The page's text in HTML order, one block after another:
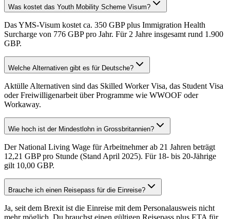
Was kostet das Youth Mobility Scheme Visum?
Das YMS-Visum kostet ca. 350 GBP plus Immigration Health
Surcharge von 776 GBP pro Jahr. Für 2 Jahre insgesamt rund 1.900
GBP.
Welche Alternativen gibt es für Deutsche?
Aktülle Alternativen sind das Skilled Worker Visa, das Student Visa
oder Freiwilligenarbeit über Programme wie WWOOF oder
Workaway.
Wie hoch ist der Mindestlohn in Grossbritannien?
Der National Living Wage für Arbeitnehmer ab 21 Jahren beträgt
12,21 GBP pro Stunde (Stand April 2025). Für 18- bis 20-Jährige
gilt 10,00 GBP.
Brauche ich einen Reisepass für die Einreise?
Ja, seit dem Brexit ist die Einreise mit dem Personalausweis nicht
mehr möglich. Du brauchst einen gültigen Reisepass plus ETA für